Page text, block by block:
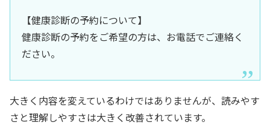
【健康診断の予約について】
健康診断の予約をご希望の方は、お電話でご連絡く
ださい。
大きく内容を変えているわけではありませんが、読みやす
さと理解しやすさは大きく改善されています。